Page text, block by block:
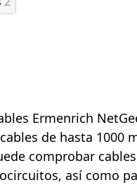
Ermenrich
de hasta 1000
comprobar
así como